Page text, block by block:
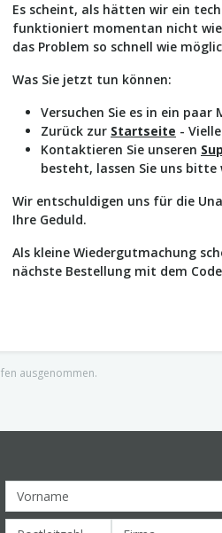
Es scheint, als hätten wir ein
funktioniert momentan nicht
das Problem so schnell wie
Was Sie jetzt tun können:
Versuchen Sie es in ein paar
Zurück zur Startseite -
Kontaktieren Sie unseren
besteht, lassen Sie uns bitte
Wir entschuldigen uns für die
Ihre Geduld.
Als kleine Wiedergutmachung
nächste Bestellung mit dem Code
ausgenommen.